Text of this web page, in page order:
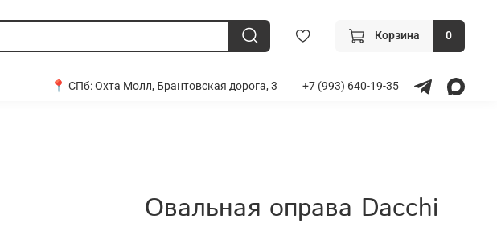
Корзина 0
📍 СПб:Охта Молл, Брантовская дорога, 3 +7 (993) 640-19-35
Овальная оправа Dacchi